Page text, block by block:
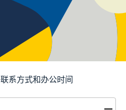
联系方式和办公时间